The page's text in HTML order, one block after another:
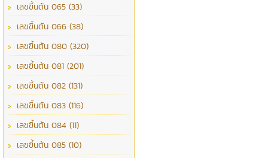
เลขขึ้นต้น 065 (33)
เลขขึ้นต้น 066 (38)
เลขขึ้นต้น 080 (320)
เลขขึ้นต้น 081 (201)
เลขขึ้นต้น 082 (131)
เลขขึ้นต้น 083 (116)
เลขขึ้นต้น 084 (11)
เลขขึ้นต้น 085 (10)